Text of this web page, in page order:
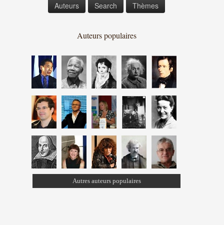
Auteurs Search Thèmes
Auteurs populaires
Autres auteurs populaires